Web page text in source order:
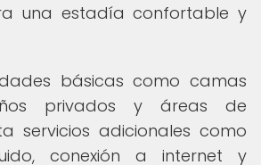
una estadía confortable y
básicas como camas
privados y áreas de
servicios adicionales como
conexión a internet y